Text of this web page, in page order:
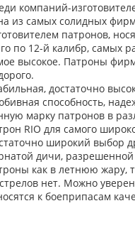
компаний-
из самых солидных
патронов,
по 12-й калибр, самых
высокое. Патроны
достаточно
способность,
марку патронов в
RIO для самого
широкий выбор
дичи,
как в летнюю жару,
нет. Можно
к боеприпасам